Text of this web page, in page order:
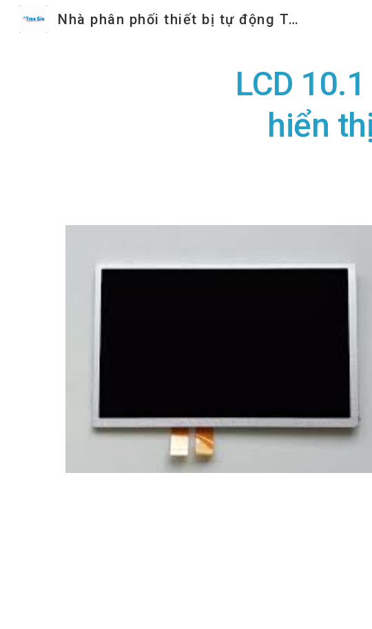
Skip to main
Nhà phân phối thiết bị tự động Trần Gia
LCD
hiển